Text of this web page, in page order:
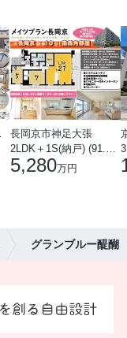
長岡京市神足大張
5,280万円
グランブルー醍醐